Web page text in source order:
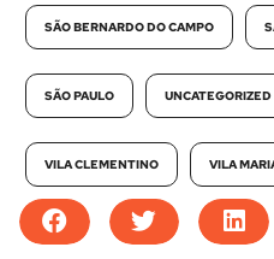
SÃO BERNARDO DO CAMPO
SÃO PAULO UNCATEGORIZED
VILA CLEMENTINO VILA